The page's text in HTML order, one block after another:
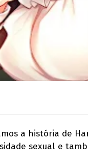
a história de
sexual e